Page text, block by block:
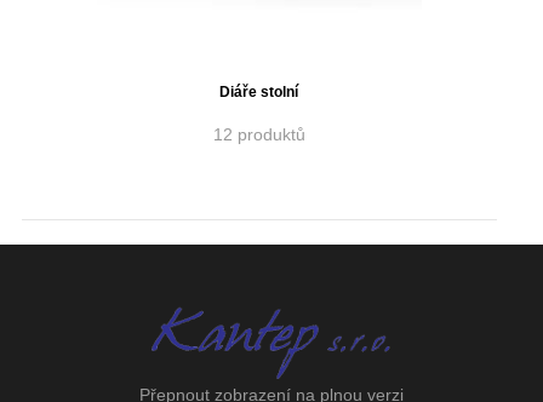
Diáře stolní
12 produktů
Přepnout zobrazení na plnou verzi